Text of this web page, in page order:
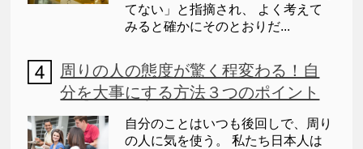
てない」と指摘され、 よく考えて
みると確かにそのとおりだ...
周りの人の態度が驚く程変わる！自
分を大事にする方法３つのポイント
自分のことはいつも後回しで、周り
の人に気を使う。 私たち日本人は